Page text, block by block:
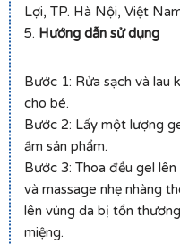
Lợi, TP. Hà Nội, Việt
5. Hướng dẫn sử dụng
Bước 1: Rửa sạch và lau
cho bé.
Bước 2: Lấy một lượng
ấm sản phẩm.
Bước 3: Thoa đều gel
và massage nhẹ nhàng
lên vùng da bị tổn
miệng.